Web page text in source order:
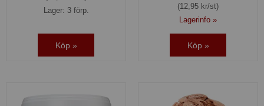
Lager: 3 förp.
Köp »
(12,95 kr/st)
Lagerinfo »
Köp »